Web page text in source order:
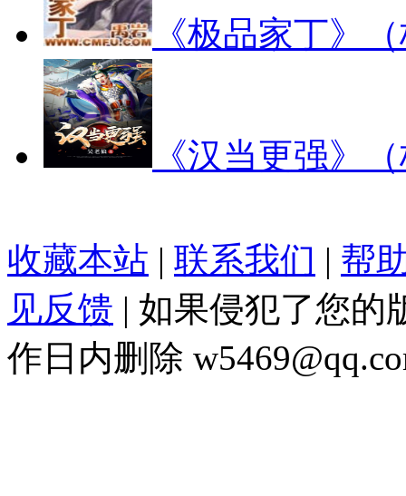
《极品家丁》
《汉当更强》
收藏本站 | 联系我们 | 帮
见反馈 | 如果侵犯了您的
作日内删除